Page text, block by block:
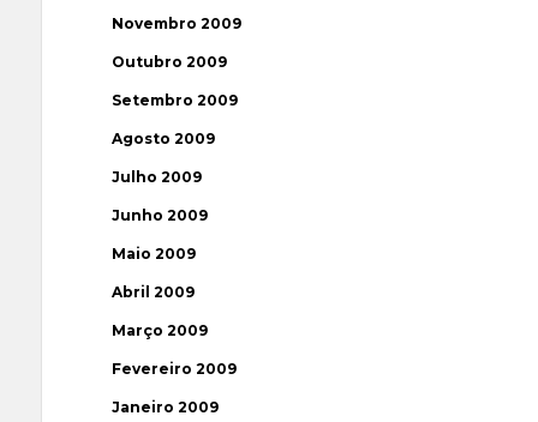
Novembro 2009
Outubro 2009
Setembro 2009
Agosto 2009
Julho 2009
Junho 2009
Maio 2009
Abril 2009
Março 2009
Fevereiro 2009
Janeiro 2009